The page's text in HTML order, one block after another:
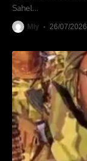
Sahel…
Mly 26/07/2026